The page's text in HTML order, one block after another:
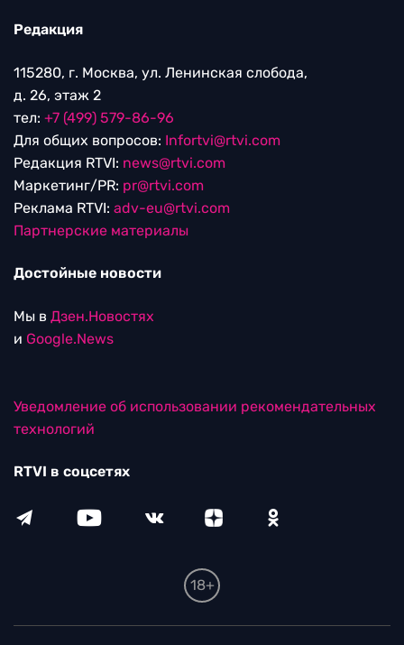
Редакция
115280, г. Москва, ул. Ленинская слобода,
д. 26, этаж 2
тел: +7 (499) 579-86-96
Для общих вопросов: Infortvi@rtvi.com
Редакция RTVI: news@rtvi.com
Маркетинг/PR: pr@rtvi.com
Реклама RTVI: adv-eu@rtvi.com
Партнерские материалы
Достойные новости
Мы в Дзен.Новостях
и Google.News
Уведомление об использовании рекомендательных
технологий
RTVI в соцсетях
18+